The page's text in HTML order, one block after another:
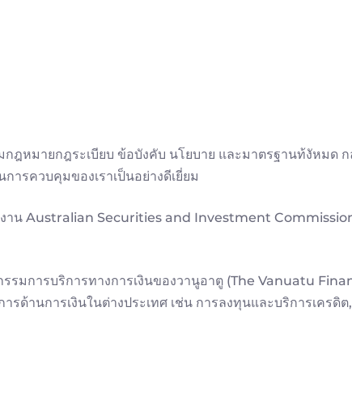
ฎหมายกฎระเบียบ ข้อบังคับ นโยบาย และมาตรฐานท้งัหมด
ารควบคุมของเราเป็นอย่างดีเยี่ยม
น Australian Securities and Investment
มการบริการทางการเงินของวานูอาตู (The Vanuatu
ด้านการเงินในต่างประเทศ เช่น การลงทุนและบริการเครดิ